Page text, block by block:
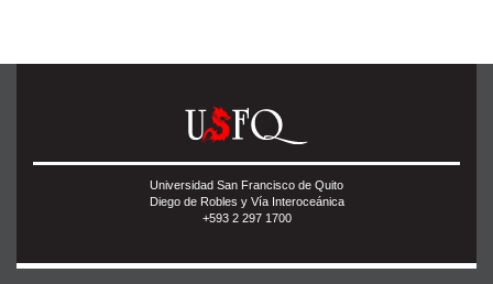
Universidad San Francisco de Quito
Diego de Robles y Vía Interoceánica
+593 2 297 1700